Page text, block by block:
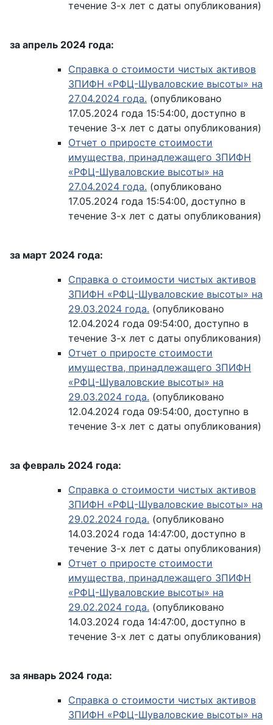
течение 3-х лет с даты опубликования)
за апрель 2024 года:
Справка о стоимости чистых активов
ЗПИФН «РФЦ-Шуваловские высоты» на
27.04.2024 года. (опубликовано
17.05.2024 года 15:54:00, доступно в
течение 3-х лет с даты опубликования)
Отчет о приросте стоимости
имущества, принадлежащего ЗПИФН
«РФЦ-Шуваловские высоты» на
27.04.2024 года. (опубликовано
17.05.2024 года 15:54:00, доступно в
течение 3-х лет с даты опубликования)
за март 2024 года:
Справка о стоимости чистых активов
ЗПИФН «РФЦ-Шуваловские высоты» на
29.03.2024 года. (опубликовано
12.04.2024 года 09:54:00, доступно в
течение 3-х лет с даты опубликования)
Отчет о приросте стоимости
имущества, принадлежащего ЗПИФН
«РФЦ-Шуваловские высоты» на
29.03.2024 года. (опубликовано
12.04.2024 года 09:54:00, доступно в
течение 3-х лет с даты опубликования)
за февраль 2024 года:
Справка о стоимости чистых активов
ЗПИФН «РФЦ-Шуваловские высоты» на
29.02.2024 года. (опубликовано
14.03.2024 года 14:47:00, доступно в
течение 3-х лет с даты опубликования)
Отчет о приросте стоимости
имущества, принадлежащего ЗПИФН
«РФЦ-Шуваловские высоты» на
29.02.2024 года. (опубликовано
14.03.2024 года 14:47:00, доступно в
течение 3-х лет с даты опубликования)
за январь 2024 года:
Справка о стоимости чистых активов
ЗПИФН «РФЦ-Шуваловские высоты» на